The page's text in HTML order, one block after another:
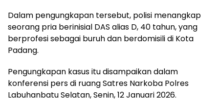
Dalam pengungkapan tersebut, polisi menangkap
seorang pria berinisial DAS alias D, 40 tahun, yang
berprofesi sebagai buruh dan berdomisili di Kota
Padang.
Pengungkapan kasus itu disampaikan dalam
konferensi pers di ruang Satres Narkoba Polres
Labuhanbatu Selatan, Senin, 12 Januari 2026.